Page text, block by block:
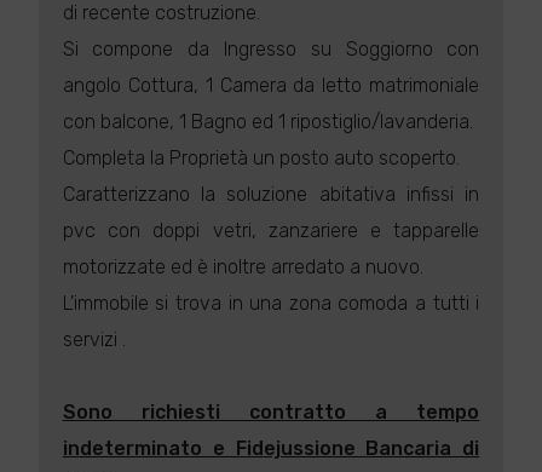
di recente costruzione.
Si compone da Ingresso su Soggiorno con
angolo Cottura, 1 Camera da letto matrimoniale
con balcone, 1 Bagno ed 1 ripostiglio/lavanderia.
Completa la Proprietà un posto auto scoperto.
Caratterizzano la soluzione abitativa infissi in
pvc con doppi vetri, zanzariere e tapparelle
motorizzate ed è inoltre arredato a nuovo.
L'immobile si trova in una zona comoda a tutti i
servizi .
Sono richiesti contratto a tempo
indeterminato e Fidejussione Bancaria di